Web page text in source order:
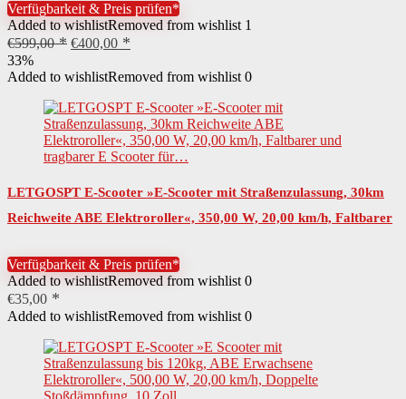
Federung Stoßdämpfer hinten
Rechtliche Pflichten
Verfügbarkeit & Preis prüfen*
Added to wishlistRemoved from wishlist 1
€599,00
Ursprünglicher
war:
€400,00
ist:
33%
Added to wishlistRemoved from wishlist 0
LETGOSPT E-Scooter »E-Scooter mit Straßenzulassung, 30km
Reichweite ABE Elektroroller«, 350,00 W, 20,00 km/h, Faltbarer
Verfügbarkeit & Preis prüfen*
Added to wishlistRemoved from wishlist 0
€35,00
Added to wishlistRemoved from wishlist 0